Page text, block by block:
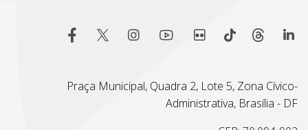
Praça Municipal, Quadra 2, Lote 5, Zona Cívico-
Administrativa, Brasília - DF